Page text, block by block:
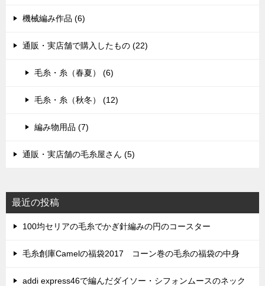
機械編み作品 (6)
通販・実店舗で購入したもの (22)
毛糸・糸（春夏） (6)
毛糸・糸（秋冬） (12)
編み物用品 (7)
通販・実店舗の毛糸屋さん (5)
最近の投稿
100均セリアの毛糸でかぎ針編みの円のコースター
毛糸創庫Camelの福袋2017 コーン巻の毛糸の福袋の中身
addi express46で編んだダイソー・シフォンムースのネック